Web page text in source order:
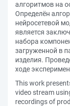
алгоритмов на
Определён
нейросетевой
является
набора
загруженной в
изделия.
ходе
This work
video stream
recordings of